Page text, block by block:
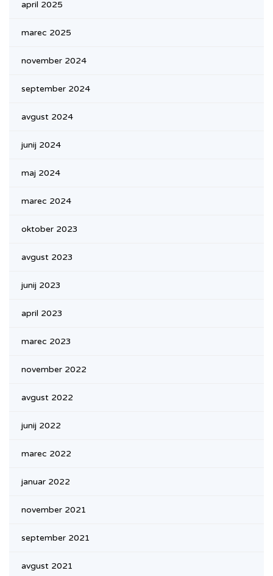
april 2025
marec 2025
november 2024
september 2024
avgust 2024
junij 2024
maj 2024
marec 2024
oktober 2023
avgust 2023
junij 2023
april 2023
marec 2023
november 2022
avgust 2022
junij 2022
marec 2022
januar 2022
november 2021
september 2021
avgust 2021